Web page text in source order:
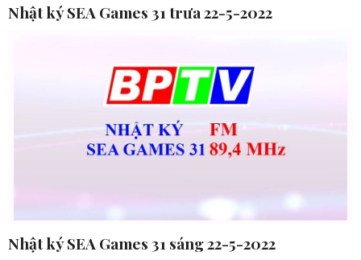
Nhật ký SEA Games 31 trưa 22-5-2022
Nhật ký SEA Games 31 sáng 22-5-2022